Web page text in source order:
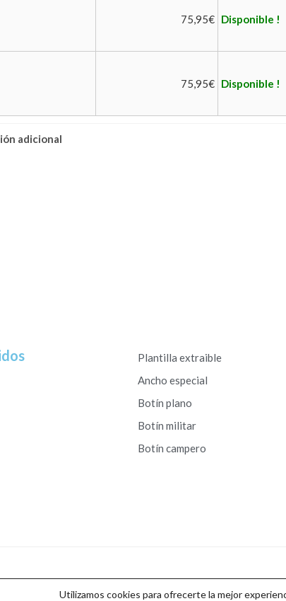
75,95€ Disponible !
75,95€ Disponible !
adicional
Plantilla extraible
Ancho especial
Botín plano
Botín militar
Botín campero
Utilizamos cookies para ofrecerte la mejor